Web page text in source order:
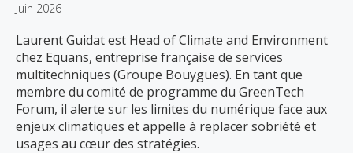
Juin 2026
Laurent Guidat est Head of Climate and Environment
chez Equans, entreprise française de services
multitechniques (Groupe Bouygues). En tant que
membre du comité de programme du GreenTech
Forum, il alerte sur les limites du numérique face aux
enjeux climatiques et appelle à replacer sobriété et
usages au cœur des stratégies.